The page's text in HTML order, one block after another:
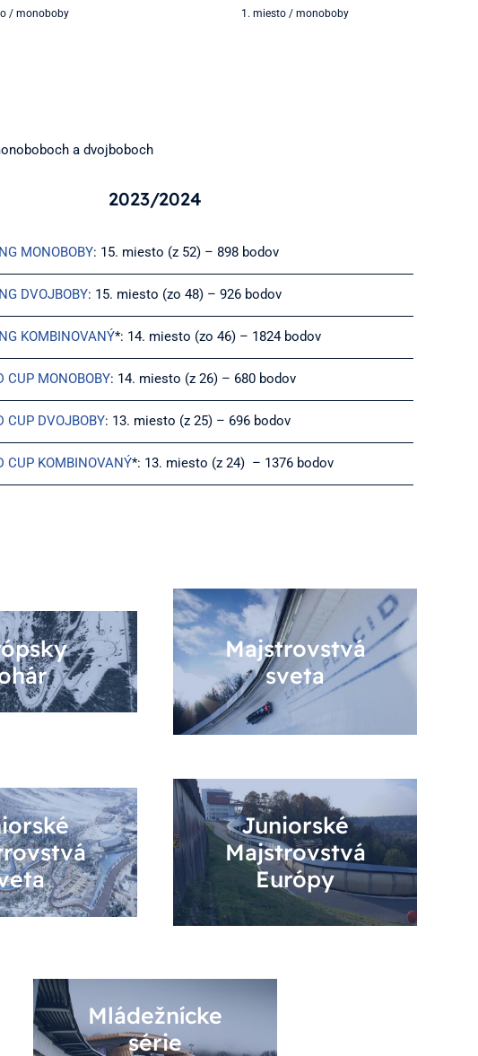
/ monoboby 1. miesto / monoboby
a dvojboboch
2023/2024
MONOBOBY: 15. miesto (z 52) – 898 bodov
DVOJBOBY: 15. miesto (zo 48) – 926 bodov
KOMBINOVANÝ*: 14. miesto (zo 46) – 1824 bodov
CUP MONOBOBY: 14. miesto (z 26) – 680 bodov
CUP DVOJBOBY: 13. miesto (z 25) – 696 bodov
CUP KOMBINOVANÝ*: 13. miesto (z 24) – 1376 bodov
Majstrovstvá
sveta
Juniorské
Majstrovstvá
Európy
Mládežnícke
série